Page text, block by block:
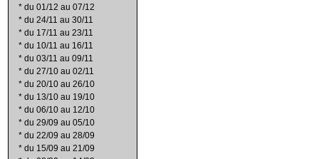
* du 01/12 au 07/12
* du 24/11 au 30/11
* du 17/11 au 23/11
* du 10/11 au 16/11
* du 03/11 au 09/11
* du 27/10 au 02/11
* du 20/10 au 26/10
* du 13/10 au 19/10
* du 06/10 au 12/10
* du 29/09 au 05/10
* du 22/09 au 28/09
* du 15/09 au 21/09